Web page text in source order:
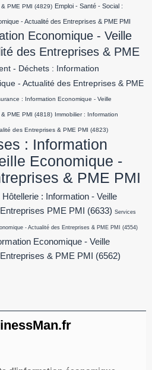
PME PMI (4829) Emploi - Santé - Social :
- Actualité des Entreprises & PME PMI
Economique - Veille
des Entreprises & PME
- Déchets : Information
- Actualité des Entreprises & PME
: Information Economique - Veille
PME PMI (4818) Immobilier : Information
des Entreprises & PME PMI (4823)
: Information
Economique -
& PME PMI
: Information - Veille
PME PMI
(6633) Services
- Actualité des Entreprises & PME PMI (4554)
Economique - Veille
& PME PMI
(6562)